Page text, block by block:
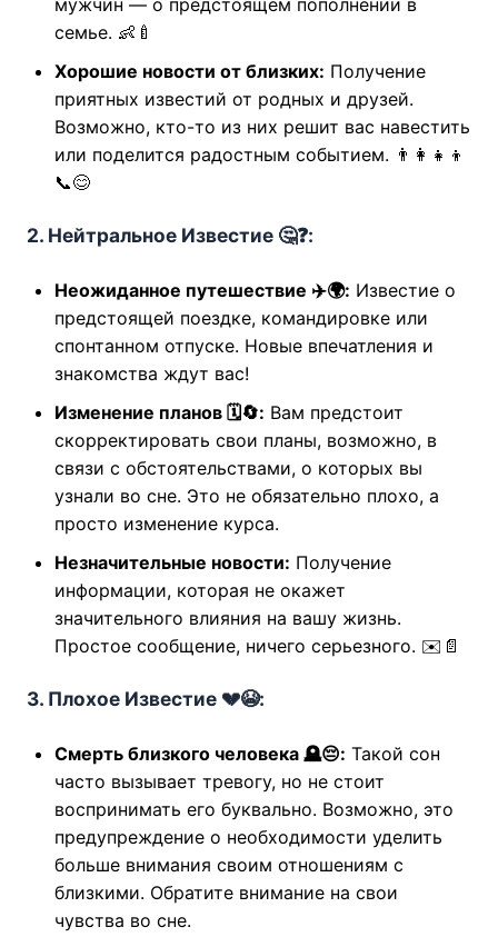
мужчин — о предстоящем пополнении в
семье. 👶🍼
Хорошие новости от близких: Получение
приятных известий от родных и друзей.
Возможно, кто-то из них решит вас навестить
или поделится радостным событием. 👨‍👩‍👧‍👦
📞😊
2. Нейтральное Известие 🤔❓:
Неожиданное путешествие ✈️🌍: Известие о
предстоящей поездке, командировке или
спонтанном отпуске. Новые впечатления и
знакомства ждут вас!
Изменение планов 🗓️🔄: Вам предстоит
скорректировать свои планы, возможно, в
связи с обстоятельствами, о которых вы
узнали во сне. Это не обязательно плохо, а
просто изменение курса.
Незначительные новости: Получение
информации, которая не окажет
значительного влияния на вашу жизнь.
Простое сообщение, ничего серьезного. ✉️📄
3. Плохое Известие 💔😭:
Смерть близкого человека 🪦😔: Такой сон
часто вызывает тревогу, но не стоит
воспринимать его буквально. Возможно, это
предупреждение о необходимости уделить
больше внимания своим отношениям с
близкими. Обратите внимание на свои
чувства во сне.